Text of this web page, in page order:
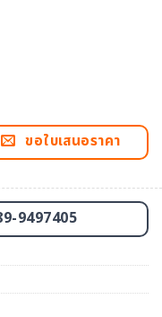
ขอใบเสนอราคา
9497405